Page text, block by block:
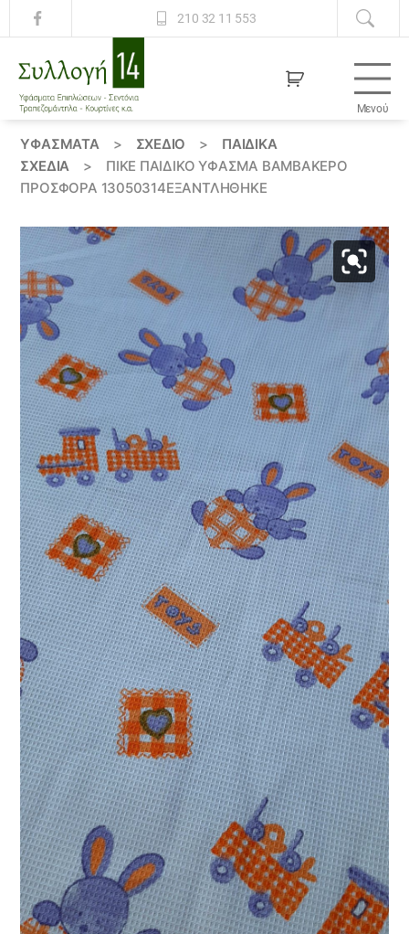
210 32 11 553
14
Μενού
ΥΦΆΣΜΑΤΑ > ΣΧΕΔΙΟ >
ΠΑΙΔΙΚΆ
ΣΧΈΔΙΑ
>
ΠΙΚΕ ΠΑΙΔΙΚΟ ΥΦΑΣΜΑ ΒΑΜΒΑΚΕΡΟ
ΠΡΟΣΦΟΡΑ 13050314ΕΞΑΝΤΛΗΘΗΚΕ